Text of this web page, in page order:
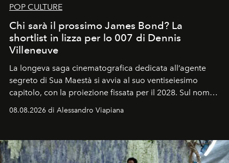
POP CULTURE
Chi sarà il prossimo James Bond? La
shortlist in lizza per lo 007 di Dennis
Villeneuve
La longeva saga cinematografica dedicata all’agente
segreto di Sua Maestà si avvia al suo ventiseiesimo
capitolo, con la proiezione fissata per il 2028. Sul nome
Craig, però, regna ancora il più assoluto riserbo.
08.08.2026 di Alessandro Viapiana